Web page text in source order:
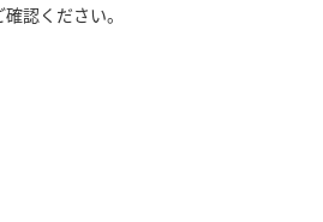
認ください。